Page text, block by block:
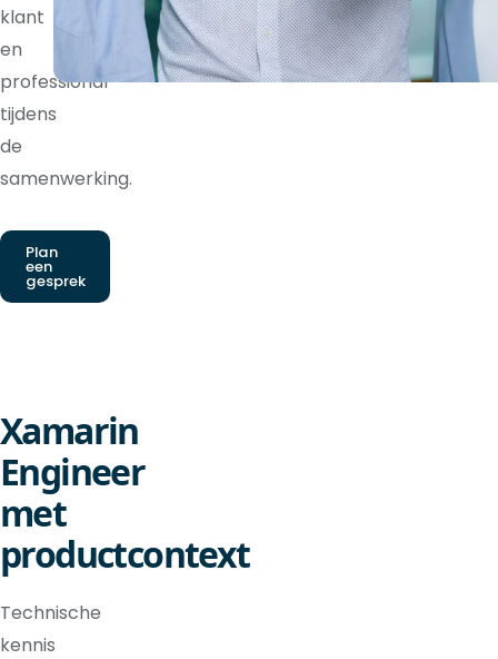
klant
en
professional
tijdens
de
samenwerking.
Plan
een
gesprek
Xamarin
Engineer
met
productcontext
Technische
kennis